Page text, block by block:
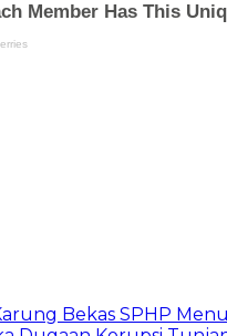
Bekas SPHP